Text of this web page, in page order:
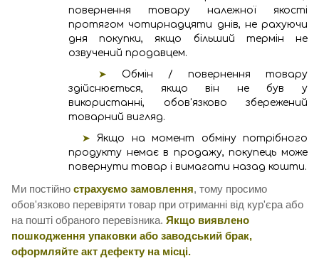
повернення товару належної якості
протягом чотирнадцяти днів, не рахуючи
дня покупки, якщо більший термін не
озвучений продавцем.
➤
Обмін / повернення товару
здійснюється, якщо він не був у
використанні, обов'язково збережений
товарний вигляд.
➤
Якщо на момент обміну потрібного
продукту немає в продажу, покупець може
повернути товар і вимагати назад кошти.
Ми постійно страхуємо замовлення, тому просимо
обов'язково перевіряти товар при отриманні від кур'єра або
на пошті обраного перевізника. Якщо виявлено
пошкодження упаковки або заводський брак,
оформляйте акт дефекту на місці.